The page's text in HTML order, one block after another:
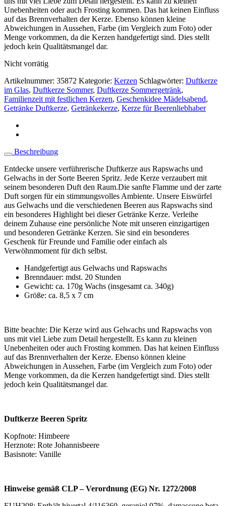
Unebenheiten oder auch Frosting kommen. Das hat keinen Einfluss
auf das Brennverhalten der Kerze. Ebenso können kleine
Abweichungen in Aussehen, Farbe (im Vergleich zum Foto) oder
Menge vorkommen, da die Kerzen handgefertigt sind. Dies stellt
jedoch kein Qualitätsmangel dar.
Nicht vorrätig
Artikelnummer: 35872 Kategorie: Kerzen Schlagwörter: Duftkerze
im Glas, Duftkerze Sommer, Duftkerze Sommergetränk,
Familienzeit mit festlichen Kerzen, Geschenkidee Mädelsabend,
Getränke Duftkerze, Getränkekerze, Kerze für Beerenliebhaber
Beschreibung
Entdecke unsere verführerische Duftkerze aus Rapswachs und
Gelwachs in der Sorte Beeren Spritz. Jede Kerze verzaubert mit
seinem besonderen Duft den Raum.Die sanfte Flamme und der zarte
Duft sorgen für ein stimmungsvolles Ambiente. Unsere Eiswürfel
aus Gelwachs und die verschiedenen Beeren aus Rapswachs sind
ein besonderes Highlight bei dieser Getränke Kerze. Verleihe
deinem Zuhause eine persönliche Note mit unseren einzigartigen
und besonderen Getränke Kerzen. Sie sind ein besonderes
Geschenk für Freunde und Familie oder einfach als
Verwöhnmoment für dich selbst.
Handgefertigt aus Gelwachs und Rapswachs
Brenndauer: mdst. 20 Stunden
Gewicht: ca. 170g Wachs (insgesamt ca. 340g)
Größe: ca. 8,5 x 7 cm
Bitte beachte: Die Kerze wird aus Gelwachs und Rapswachs von
uns mit viel Liebe zum Detail hergestellt. Es kann zu kleinen
Unebenheiten oder auch Frosting kommen. Das hat keinen Einfluss
auf das Brennverhalten der Kerze. Ebenso können kleine
Abweichungen in Aussehen, Farbe (im Vergleich zum Foto) oder
Menge vorkommen, da die Kerzen handgefertigt sind. Dies stellt
jedoch kein Qualitätsmangel dar.
Duftkerze Beeren Spritz
Kopfnote: Himbeere
Herznote: Rote Johannisbeere
Basisnote: Vanille
Hinweise gemäß CLP – Verordnung (EG) Nr. 1272/2008